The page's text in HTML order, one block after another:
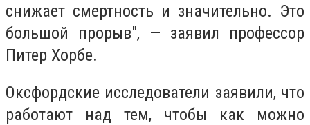
снижает смертность и значительно. Это
большой прорыв", — заявил профессор
Питер Хорбе.
Оксфордские исследователи заявили, что
работают над тем, чтобы как можно